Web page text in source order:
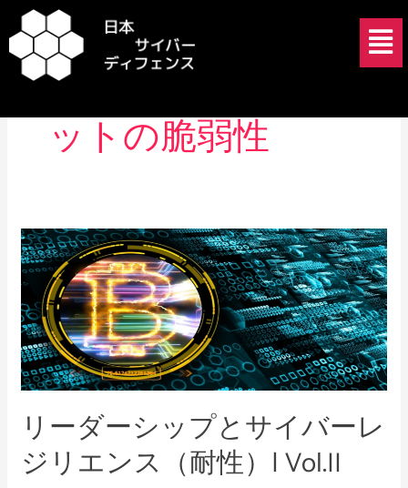
容
を
ッ
メ
ニ
ュ
マルチシグウォレ
ットの脆弱性
リーダーシップとサイバーレ
ジリエンス（耐性）| Vol.II
リ
ー
ダ
ー
シ
ッ
プ
と
サ
イ
バ